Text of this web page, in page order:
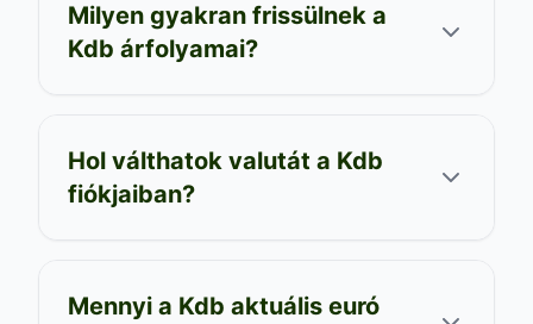
Milyen gyakran frissülnek a
Kdb árfolyamai?
Hol válthatok valutát a Kdb
fiókjaiban?
Mennyi a Kdb aktuális euró